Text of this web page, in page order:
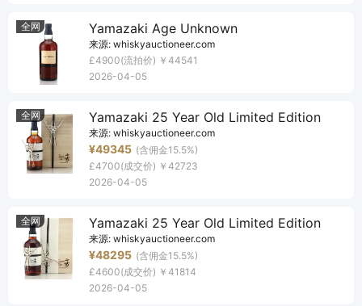
全网 Yamazaki Age Unknown
来源: whiskyauctioneer.com
£4900(流拍价) ￥44541
2026-04-05
全网 Yamazaki 25 Year Old Limited Edition
来源: whiskyauctioneer.com
¥49345 (含佣金15.5%)
£4700(成交价) ￥42723
2026-04-05
全网 Yamazaki 25 Year Old Limited Edition
来源: whiskyauctioneer.com
¥48295 (含佣金15.5%)
£4600(成交价) ￥41814
2026-04-05